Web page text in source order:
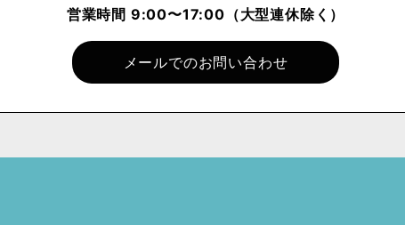
営業時間 9:00〜17:00 （大型連休除く）
メールでのお問い合わせ